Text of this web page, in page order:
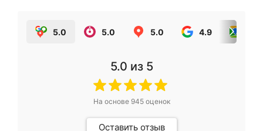
5.0 5.0 5.0 4.9
5.0 из 5
На основе 945оценок
Оставить отзыв